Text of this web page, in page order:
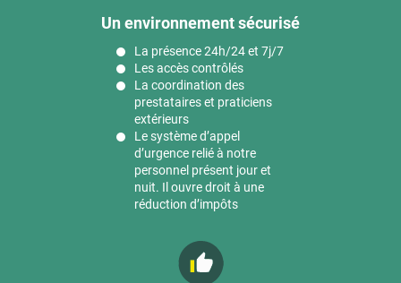
Un environnement sécurisé
La présence 24h/24 et 7j/7
Les accès contrôlés
La coordination des
prestataires et praticiens
extérieurs
Le système d’appel
d’urgence relié à notre
personnel présent jour et
nuit. Il ouvre droit à une
réduction d’impôts